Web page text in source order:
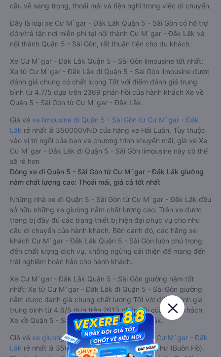
cầu về sang trọng, thoải mái và tiện nghi trong việc di chuyển.
Đây là loại xe Cư M`gar - Đắk Lắk Quận 5 - Sài Gòn có hỗ trợ
đón/trả tận nơi miễn phí tại nội thành Cư M`gar - Đắk Lắk và
nội thành Quận 5 - Sài Gòn, rất thuận tiện cho du khách.
Xe Cư M`gar - Đắk Lắk Quận 5 - Sài Gòn limousine tốt nhất:
Xe từ Cư M`gar - Đắk Lắk đi Quận 5 - Sài Gòn limousine được
đánh giá chung có chất lượng Tốt với điểm đánh giá trung
bình từ 4.7/5 dựa trên 2369 phản hồi của hành khách Xe về
Quận 5 - Sài Gòn từ Cư M`gar - Đắk Lắk.
Giá vé xe limousine đi Quận 5 - Sài Gòn từ Cư M`gar - Đắk
Lắk rẻ nhất là 350000VND của hãng xe Hải Luân. Tùy thuộc
vào vị trí ngồi của bạn và chương trình khuyến mãi, giá vé Xe
Cư M`gar - Đắk Lắk đi Quận 5 - Sài Gòn limousine này có thể
sẽ rẻ hơn
Dòng xe đi Quận 5 - Sài Gòn từ Cư M`gar - Đắk Lắk giường
nằm chất lượng cao: Thoải mái, giá cả tốt nhất
Những nhà xe đi Quận 5 - Sài Gòn từ Cư M`gar - Đắk Lắk đều
sở hữu những xe giường nằm chất lượng cao. Trên xe được
trang bị đầy đủ các trang thiết bị hiện đại phục vụ cho nhu
cầu di chuyển của hành khách. Bên cạnh đó, các hãng xe
khách Cư M`gar - Đắk Lắk Quận 5 - Sài Gòn luôn chú trọng
đến chất lượng dịch vụ, không ngừng cải thiện để mang đến
trải nghiệm hoàn hảo cho hành khách.
Xe Cư M`gar - Đắk Lắk Quận 5 - Sài Gòn giường nằm tốt
nhất: Xe từ Cư M`gar - Đắk Lắk đi Quận 5 - Sài Gòn giường
nằm được đánh giá chung chất lượng Tốt với điểm đánh giá
trung bình từ 4.6/5 dựa trên 2613 phản hồi của hành khách
Xe về Quận 5 - Sài Gòn từ Cư M`gar - Đắk Lắk.
Giá vé xe giường nằm đi Quận 5 - Sài Gòn từ Cư M`gar - Đắk
Lắk rẻ nhất là 350000VND của hãng xe Anh Thư (Buôn Hồ).